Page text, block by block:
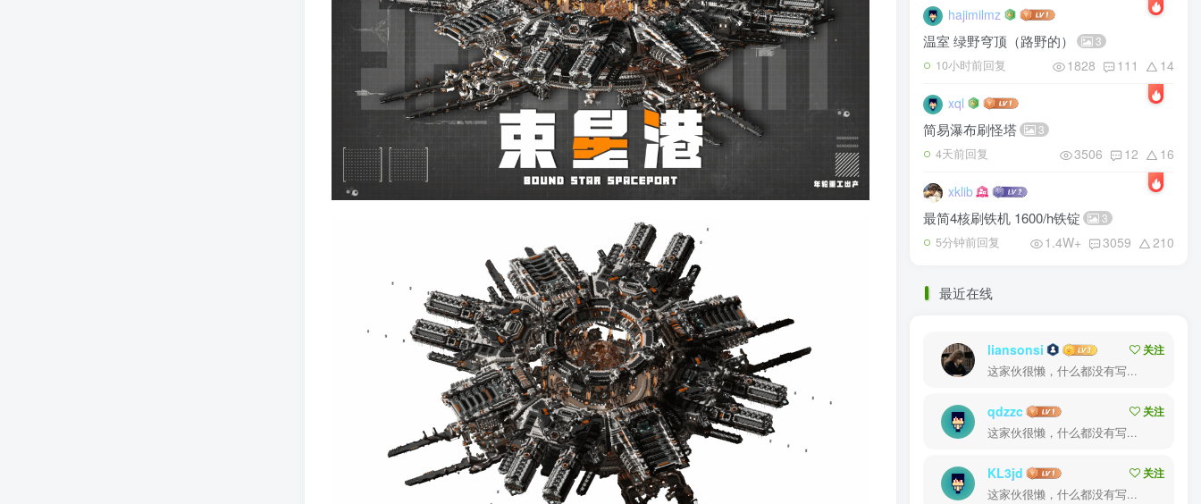
hajimilmz
温室 绿野穹顶（路野的） 3
10小时前回复 1828 111 14
xql
简易瀑布刷怪塔 3
4天前回复 3506 12 16
xklib
最简4核刷铁机 1600/h铁锭 3
5分钟前回复 1.4W+ 3059 210
最近在线
liansonsi
关注
这家伙很懒，什么都没有写...
qdzzc
关注
这家伙很懒，什么都没有写...
KL3jd
关注
这家伙很懒，什么都没有写...